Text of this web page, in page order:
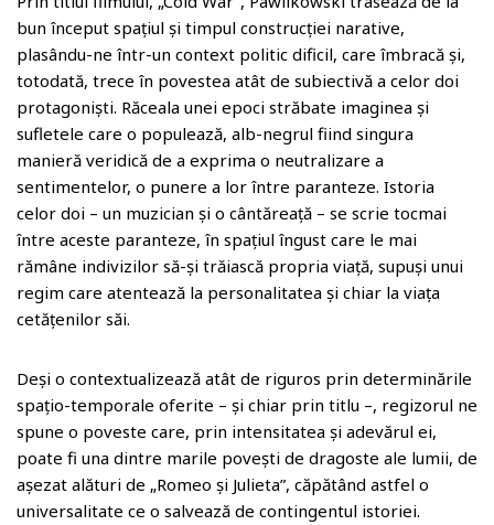
bun început spațiul și timpul construcției narative,
plasându-ne într-un context politic dificil, care îmbracă și,
totodată, trece în povestea atât de subiectivă a celor doi
protagoniști. Răceala unei epoci străbate imaginea și
sufletele care o populează, alb-negrul fiind singura
manieră veridică de a exprima o neutralizare a
sentimentelor, o punere a lor între paranteze. Istoria
celor doi – un muzician și o cântăreață – se scrie tocmai
între aceste paranteze, în spațiul îngust care le mai
rămâne indivizilor să-și trăiască propria viață, supuși unui
regim care atentează la personalitatea și chiar la viața
cetățenilor săi.
Deși o contextualizează atât de riguros prin determinările
spațio-temporale oferite – și chiar prin titlu –, regizorul ne
spune o poveste care, prin intensitatea și adevărul ei,
poate fi una dintre marile povești de dragoste ale lumii, de
așezat alături de „Romeo și Julieta”, căpătând astfel o
universalitate ce o salvează de contingentul istoriei.